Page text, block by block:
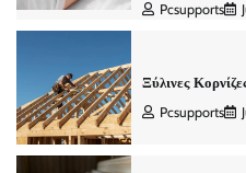
Pcsupports
Ξύλινες
Pcsupports